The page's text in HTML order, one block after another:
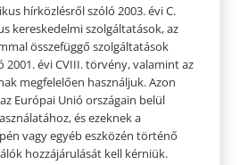
hírközlésről szóló 2003. évi C.
kereskedelmi szolgáltatások, az
összefüggő szolgáltatások
2001. évi CVIII. törvény, valamint az
megfelelően használjuk. Azon
Európai Unió országain belül
és ezeknek a
vagy egyéb eszközén történő
hozzájárulását kell kérniük.